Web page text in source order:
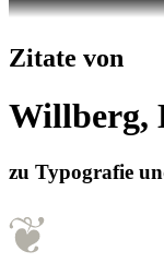
Zitate von
Willberg,
zu Typografie